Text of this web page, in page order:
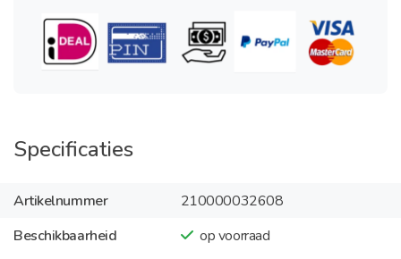
Specificaties
Artikelnummer
210000032608
Beschikbaarheid
op voorraad